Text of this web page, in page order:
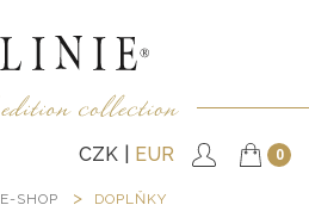
CZK EUR 0
E-SHOP DOPLŇKY